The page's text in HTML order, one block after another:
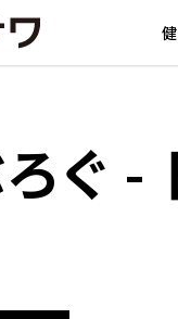
ろぐ -